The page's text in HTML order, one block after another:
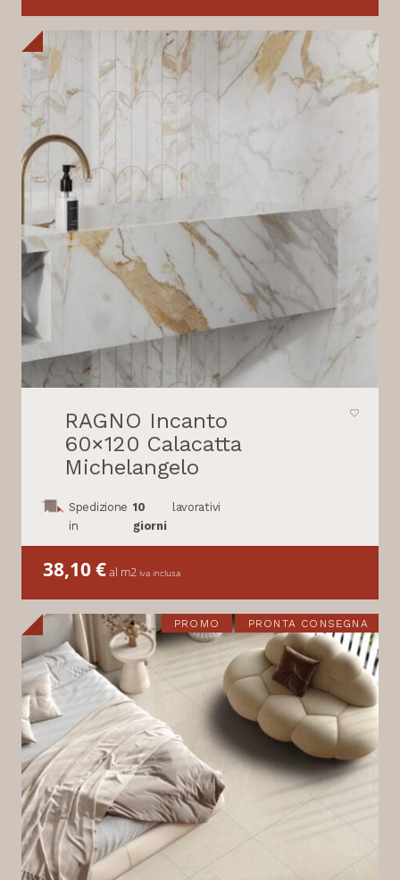
RAGNO Incanto
60×120 Calacatta
Michelangelo
Spedizione
in
10
giorni
lavorativi
38,10€al m2 iva inclusa
PROMO PRONTA CONSEGNA